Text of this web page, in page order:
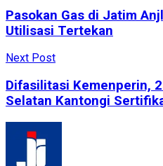
Pasokan Gas di Jatim
Utilisasi Tertekan
Next Post
Difasilitasi Kemenperin,
Selatan Kantongi